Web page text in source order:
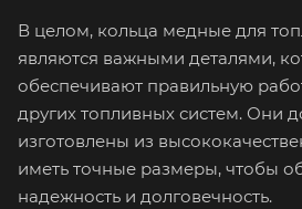
В целом, кольца медные для
являются важными деталями,
обеспечивают правильную
других топливных систем. Они
изготовлены из
иметь точные размеры, чтобы
надежность и долговечность.